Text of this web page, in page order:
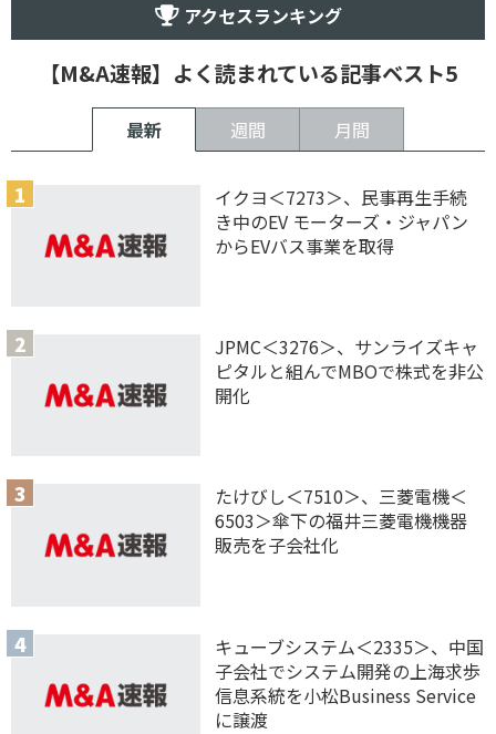
アクセスランキング
【M&A速報】よく読まれている記事ベスト5
最新 週間 月間
イクヨ＜7273＞、民事再生手続
き中のEV モーターズ・ジャパン
からEVバス事業を取得
JPMC＜3276＞、サンライズキャ
ピタルと組んでMBOで株式を非公
開化
たけびし＜7510＞、三菱電機＜
6503＞傘下の福井三菱電機機器
販売を子会社化
キューブシステム＜2335＞、中国
子会社でシステム開発の上海求歩
信息系統を小松Business Service
に譲渡